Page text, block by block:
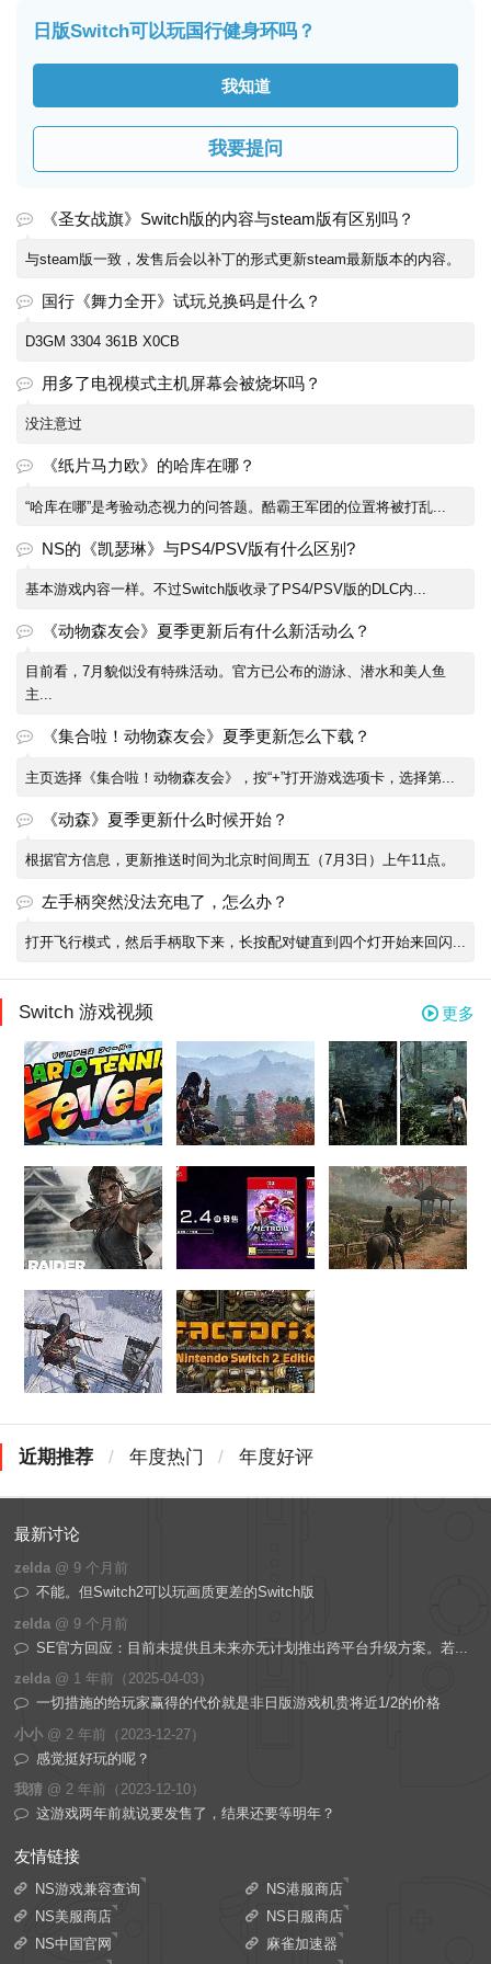
日版Switch可以玩国行健身环吗？
我知道
我要提问
《圣女战旗》Switch版的内容与steam版有区别吗？
与steam版一致，发售后会以补丁的形式更新steam最新版本的内容。
国行《舞力全开》试玩兑换码是什么？
D3GM 3304 361B X0CB
用多了电视模式主机屏幕会被烧坏吗？
没注意过
《纸片马力欧》的哈库在哪？
“哈库在哪”是考验动态视力的问答题。酷霸王军团的位置将被打乱...
NS的《凯瑟琳》与PS4/PSV版有什么区别?
基本游戏内容一样。不过Switch版收录了PS4/PSV版的DLC内...
《动物森友会》夏季更新后有什么新活动么？
目前看，7月貌似没有特殊活动。官方已公布的游泳、潜水和美人鱼
主...
《集合啦！动物森友会》夏季更新怎么下载？
主页选择《集合啦！动物森友会》，按“+”打开游戏选项卡，选择第...
《动森》夏季更新什么时候开始？
根据官方信息，更新推送时间为北京时间周五（7月3日）上午11点。
左手柄突然没法充电了，怎么办？
打开飞行模式，然后手柄取下来，长按配对键直到四个灯开始来回闪...
Switch 游戏视频 更多
近期推荐 / 年度热门 / 年度好评
最新讨论
zelda @ 9 个月前
不能。但Switch2可以玩画质更差的Switch版
zelda @ 9 个月前
SE官方回应：目前未提供且未来亦无计划推出跨平台升级方案。若...
zelda @ 1 年前（2025-04-03）
一切措施的给玩家赢得的代价就是非日版游戏机贵将近1/2的价格
小小 @ 2 年前（2023-12-27）
感觉挺好玩的呢？
我猜 @ 2 年前（2023-12-10）
这游戏两年前就说要发售了，结果还要等明年？
友情链接
NS游戏兼容查询
NS港服商店
NS美服商店
NS日服商店
NS中国官网
麻雀加速器